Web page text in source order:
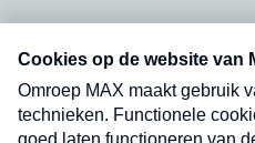
nieuwsbrief. Elke vrijdag-
uw mailbox.